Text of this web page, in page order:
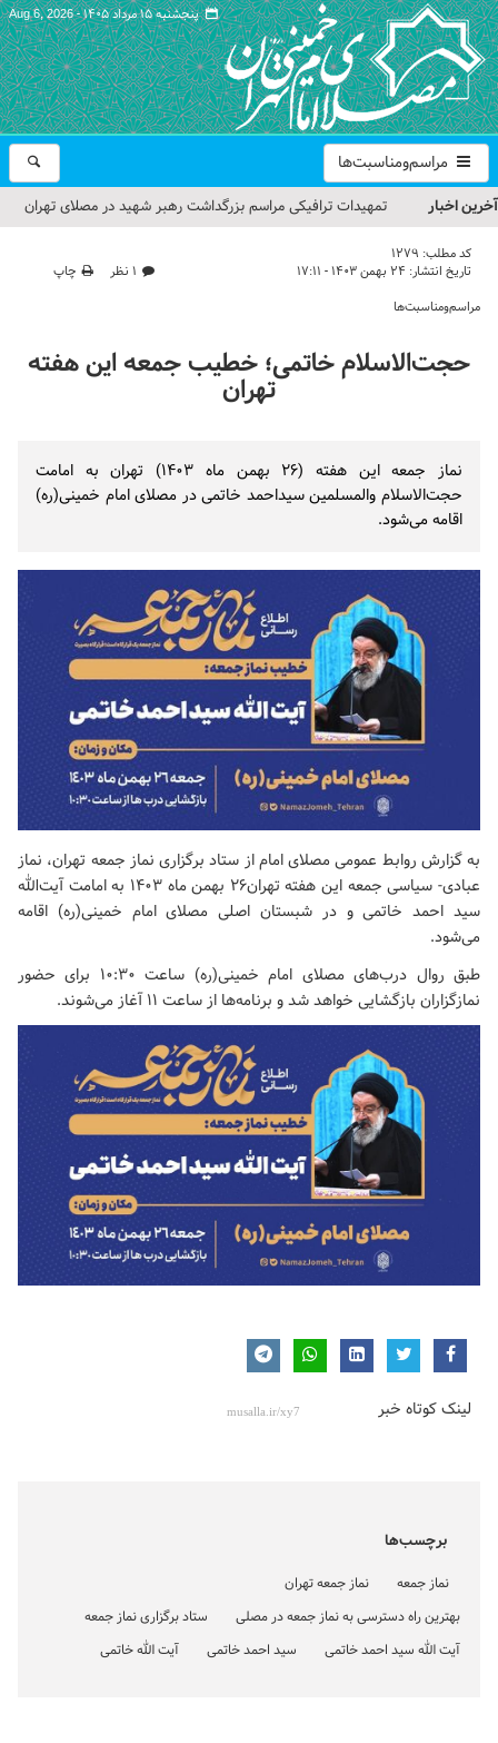
پنجشنبه ۱۵ مرداد ۱۴۰۵ - Aug 6, 2026
مراسم‌ومناسبت‌ها
آخرین اخبار
تمهیدات ترافیکی مراسم بزرگداشت رهبر شهید در مصلای تهران
حجت‌الاسلام حاج علی‌اکبری؛ خطیب این هفته نماز جمعه تهران
معظم انقلاب
گزارش تصویری| مراسم نماز بر پیکر امام شهید انقلاب اسلامی ایران
کد مطلب: 1279
تاریخ انتشار: ۲۴ بهمن ۱۴۰۳ - ۱۷:۱۱ ۱ نظر
چاپ
مراسم‌ومناسبت‌ها
حجت‌الاسلام خاتمی؛ خطیب جمعه این هفته
تهران
نماز جمعه این هفته (26 بهمن ماه ۱۴۰۳) تهران به امامت
حجت‌الاسلام والمسلمین سیداحمد خاتمی در مصلای امام خمینی(ره)
اقامه می‌شود.
به گزارش روابط عمومی مصلای امام از ستاد برگزاری نماز جمعه تهران، نماز
عبادی- سیاسی جمعه این هفته تهران26 بهمن ماه ۱۴۰۳ به امامت آیت‌الله
سید احمد خاتمی و در شبستان اصلی مصلای امام خمینی(ره) اقامه
می‌شود.
طبق روال درب‌های مصلای امام خمینی(ره) ساعت ۱۰:۳۰ برای حضور
نمازگزاران بازگشایی خواهد شد و برنامه‌ها از ساعت ۱۱ آغاز می‌شوند.
لینک کوتاه خبر
برچسب‌ها
نماز جمعه
نماز جمعه تهران
بهترین راه دسترسی به نماز جمعه در مصلی
ستاد برگزاری نماز جمعه
آیت الله سید احمد خاتمی
سید احمد خاتمی آیت الله خاتمی